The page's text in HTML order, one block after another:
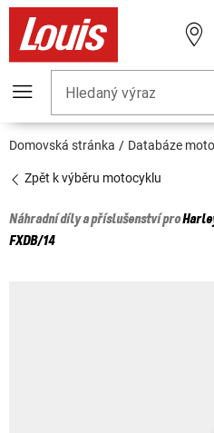
Hledaný výraz
Domovská stránka Databáze
Zpět k výběru motocyklu
Náhradní díly a příslušenství pro
FXDB/14